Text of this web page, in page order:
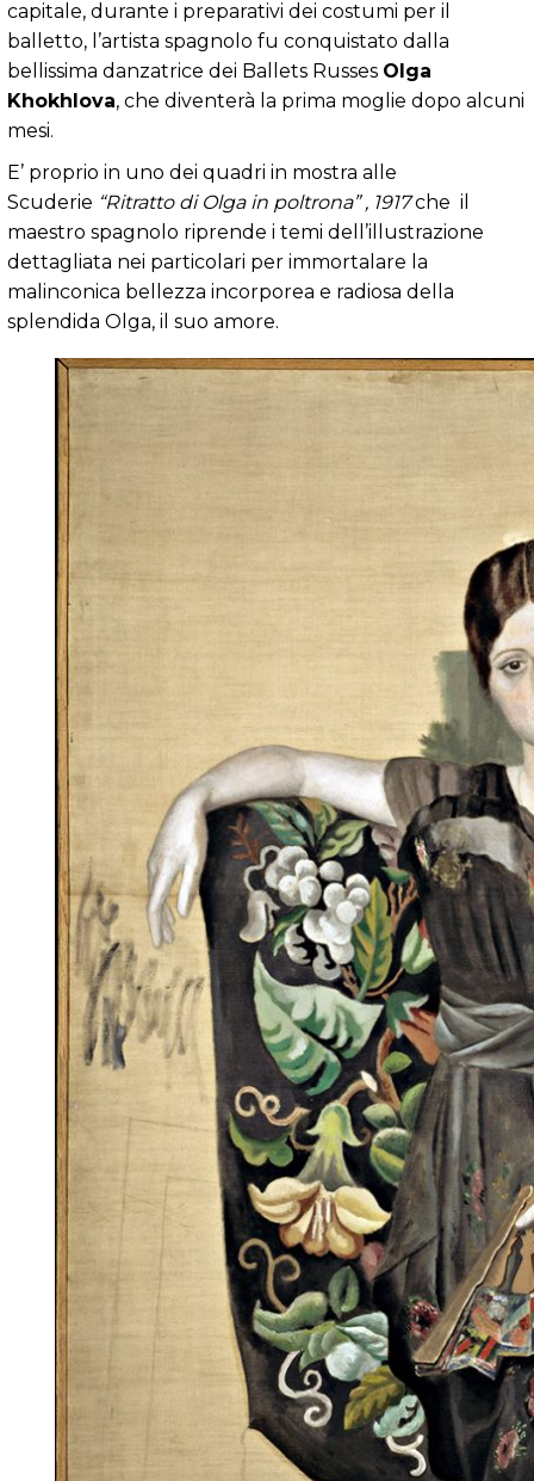
capitale, durante i preparativi dei costumi per il
balletto, l’artista spagnolo fu conquistato dalla
bellissima danzatrice dei Ballets Russes Olga
Khokhlova, che diventerà la prima moglie dopo alcuni
mesi.
E’ proprio in uno dei quadri in mostra alle
Scuderie “Ritratto di Olga in poltrona” , 1917che il
maestro spagnolo riprende i temi dell’illustrazione
dettagliata nei particolari per immortalare la
malinconica bellezza incorporea e radiosa della
splendida Olga, il suo amore.